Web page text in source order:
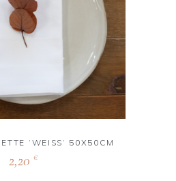
‘WEISS‘ 50X50CM
2,20 €